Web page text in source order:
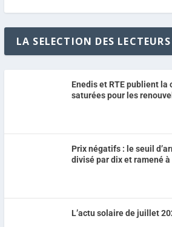
LA SELECTION DES LECTEURS
Enedis et RTE publient la
saturées pour les
Prix négatifs : le seuil
divisé par dix et ramené à
L’actu solaire de juillet